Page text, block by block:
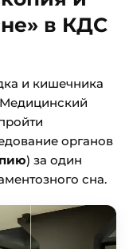
в КДС
и кишечника
органов
) за один
сна.